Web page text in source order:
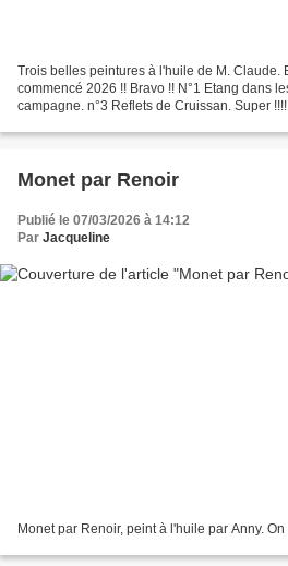
Trois belles peintures à l'huile de M. Claude.
commencé 2026 !! Bravo !! N°1 Etang dans
campagne. n°3 Reflets de Cruissan. Super
Monet par Renoir
Publié le 07/03/2026 à 14:12
Par Jacqueline
Monet par Renoir, peint à l'huile par Anny.